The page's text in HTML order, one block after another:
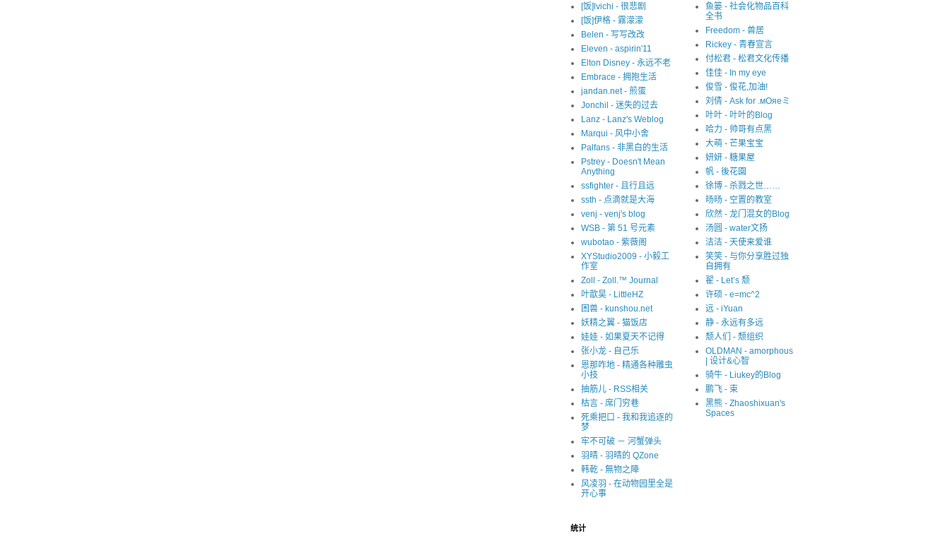
[饭]lvichi - 很悲剧
[饭]伊格 - 霧濛濛
Belen - 写写改改
Eleven - aspirin'11
Elton Disney - 永远不老
Embrace - 拥抱生活
jandan.net - 煎蛋
Jonchil - 迷失的过去
Lanz - Lanz's Weblog
Marqui - 风中小舍
Palfans - 非黑白的生活
Pstrey - Doesn't Mean
Anything
ssfighter - 且行且远
ssth - 点滴就是大海
venj - venj's blog
WSB - 第 51 号元素
wubotao - 紫薇阁
XYStudio2009 - 小毅工
作室
Zoll - Zoll.™ Journal
叶歆昊 - LittleHZ
困兽 - kunshou.net
妖精之翼 - 猫饭店
娃娃 - 如果夏天不记得
张小龙 - 自己乐
恩那咋地 - 精通各种雕虫
小技
抽筋儿 - RSS相关
枯言 - 席门穷巷
死乘把口 - 我和我追逐的
梦
牢不可破 － 河蟹弹头
羽晴 - 羽晴的 QZone
韩乾 - 無物之陣
风凌羽 - 在动物园里全是
开心事
鱼篓 - 社会化物品百科
全书
Freedom - 兽居
Rickey - 青春宣言
付松君 - 松君文化传播
佳佳 - In my eye
俊雪 - 俊花,加油!
刘倩 - Ask for .мОяеミ
叶叶 - 叶叶的Blog
哈力 - 帅哥有点黑
大萌 - 芒果宝宝
妍妍 - 糖果屋
帆 - 後花園
徐博 - 杀戮之世……
旸旸 - 空置的教室
欣然 - 龙门混女的Blog
汤圆 - water文扬
洁洁 - 天使来爱谁
笑笑 - 与你分享胜过独
自拥有
翟 - Let’s 颓
许硕 - e=mc^2
远 - iYuan
静 - 永远有多远
颓人们 - 颓组织
OLDMAN - amorphous
| 设计&心智
骑牛 - Liukey的Blog
鹏飞 - 束
黑熊 - Zhaoshixuan's
Spaces
统计